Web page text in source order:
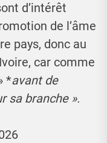
d’intérêt
de l’âme
pays, donc au
car comme
*avant de
sa branche ».